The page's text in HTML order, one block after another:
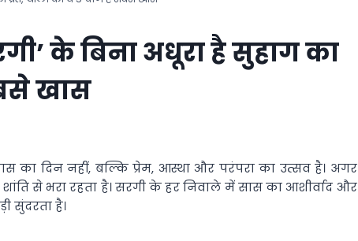
के बिना अधूरा है सुहाग का
खास
का दिन नहीं, बल्कि प्रेम, आस्था और परंपरा का उत्सव है। अगर
से भरा रहता है। सरगी के हर निवाले में सास का आशीर्वाद और
सुंदरता है।